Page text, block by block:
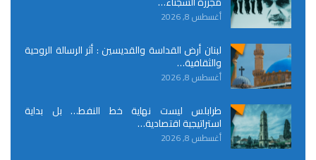
أغسطس 8, 2026
لبنان أرض القداسة والقديسين : أثر الرسالة الروحية
والثقافية…
أغسطس 8, 2026
طرابلس ليست نهاية خط النفط… بل بداية
استراتيجية اقتصادية…
أغسطس 8, 2026